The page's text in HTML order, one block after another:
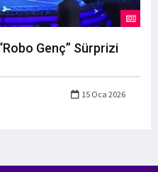
Genç” Sürprizi
15 Oca 2026